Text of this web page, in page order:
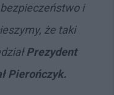
i
że taki
Prezydent
Pierończyk.